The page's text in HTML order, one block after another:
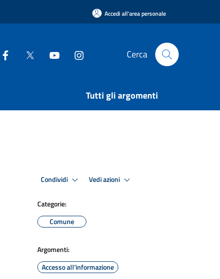
Accedi all'area personale
Cerca
Tutti gli argomenti
Condividi Vedi azioni
Categorie:
Comune
Argomenti:
Accesso all'informazione